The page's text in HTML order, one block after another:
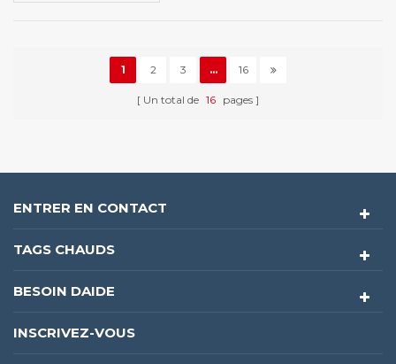
1 2 3 ... 16
Un total de 16 pages
ENTRER EN CONTACT
TAGS CHAUDS
BESOIN DAIDE
INSCRIVEZ-VOUS